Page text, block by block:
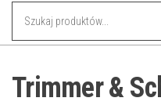
Trimmer &